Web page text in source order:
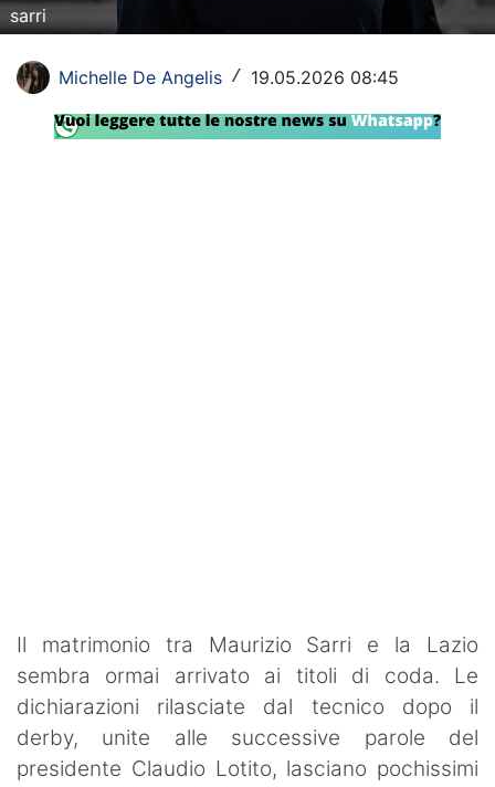
Vela
SHOP LAZIO
sarri
Michelle De Angelis / 19.05.2026 08:45
Il matrimonio tra Maurizio Sarri e la Lazio
sembra ormai arrivato ai titoli di coda. Le
dichiarazioni rilasciate dal tecnico dopo il
derby, unite alle successive parole del
presidente Claudio Lotito, lasciano pochissimi